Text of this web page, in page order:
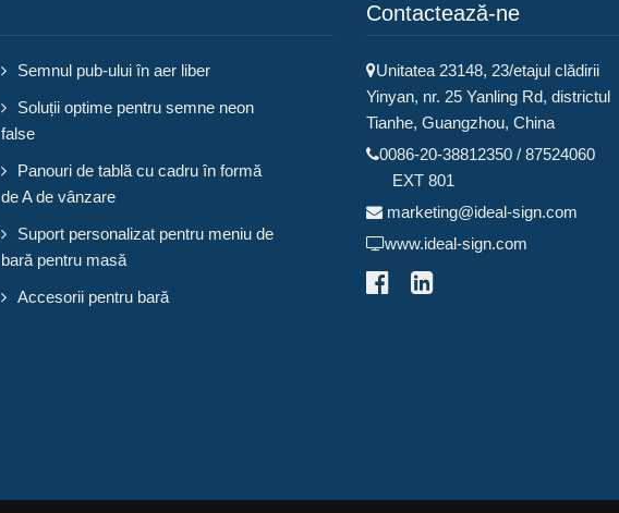
Semnul pub-ului în aer liber
Soluții optime pentru semne neon
false
Panouri de tablă cu cadru în formă
de A de vânzare
Suport personalizat pentru meniu de
bară pentru masă
Accesorii pentru bară
Contactează-ne
Unitatea 23148, 23/etajul clădirii
Yinyan, nr. 25 Yanling Rd, districtul
Tianhe, Guangzhou, China
0086-20-38812350 / 87524060
EXT 801
marketing@ideal-sign.com
www.ideal-sign.com